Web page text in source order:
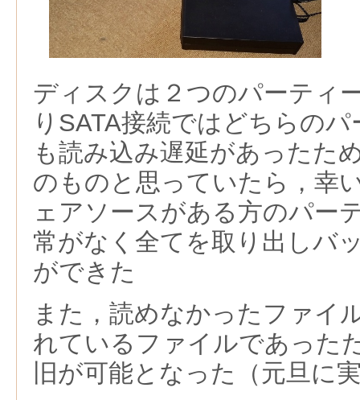
ディスクは２つのパーティ
りSATA接続ではどちらの
も読み込み遅延があったた
のものと思っていたら，幸
ェアソースがある方のパー
常がなく全てを取り出しバ
ができた
また，読めなかったファイ
れているファイルであった
旧が可能となった（元旦に